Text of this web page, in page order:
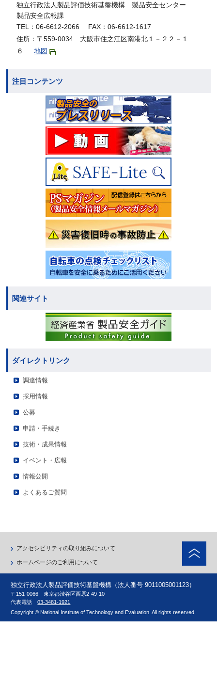
独立行政法人製品評価技術基盤機構 製品安全センター
製品安全広報課
TEL：06-6612-2066 FAX：06-6612-1617
住所：〒559-0034 大阪市住之江区南港北１－２２－１
６
地図
注目コンテンツ
関連サイト
ダイレクトリンク
調達情報
採用情報
公募
申請・手続き
技術・成果情報
イベント・広報
情報公開
よくあるご質問
アクセシビリティの取り組みについて
ホームページのご利用について
独立行政法人製品評価技術基盤機構（法人番号 9011005001123）
〒151-0066 東京都渋谷区西原2-49-10
代表電話03-3481-1921
Copyright © National Institute of Technology and Evaluation. All rights reserved.